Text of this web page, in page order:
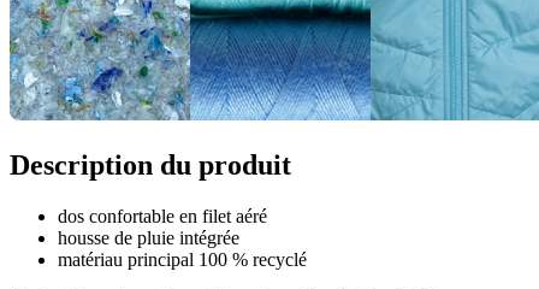
Description du produit
dos confortable en filet aéré
housse de pluie intégrée
matériau principal 100 % recyclé